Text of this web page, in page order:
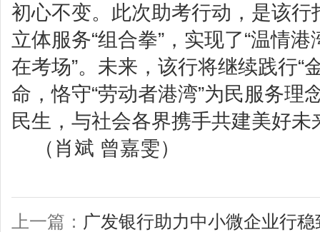
初心不变。此次助考行动，是该行
立体服务“组合拳”，实现了“温情
在考场”。未来，该行将继续践行“
命，恪守“劳动者港湾”为民服务理
民生，与社会各界携手共建美好未
（肖斌 曾嘉雯）
上一篇： 广发银行助力中小微企业行稳